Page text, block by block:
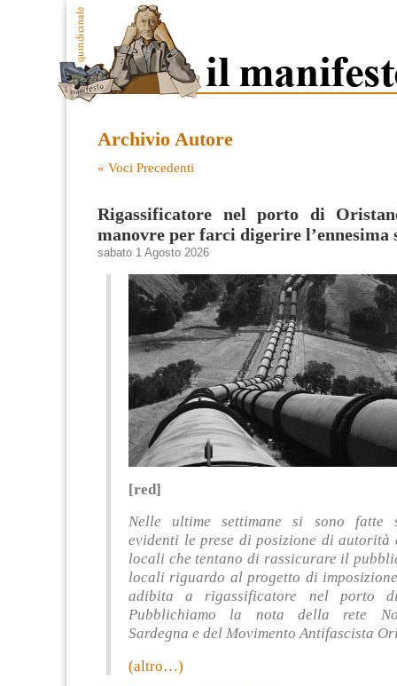
Archivio Autore
« Voci Precedenti
Rigassificatore nel porto di
manovre per farci digerire l’ennesima
sabato 1 Agosto 2026
[red]
Nelle ultime settimane si sono fatte
evidenti le prese di posizione di autorità
locali che tentano di rassicurare il
locali riguardo al progetto di
adibita a rigassificatore nel porto
Pubblichiamo la nota della rete
Sardegna e del Movimento Antifascista
(altro…)